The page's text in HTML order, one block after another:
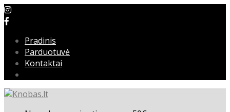
Pradinis
Parduotuvė
Kontaktai